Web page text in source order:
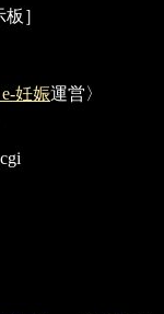
］
妊娠運営〉